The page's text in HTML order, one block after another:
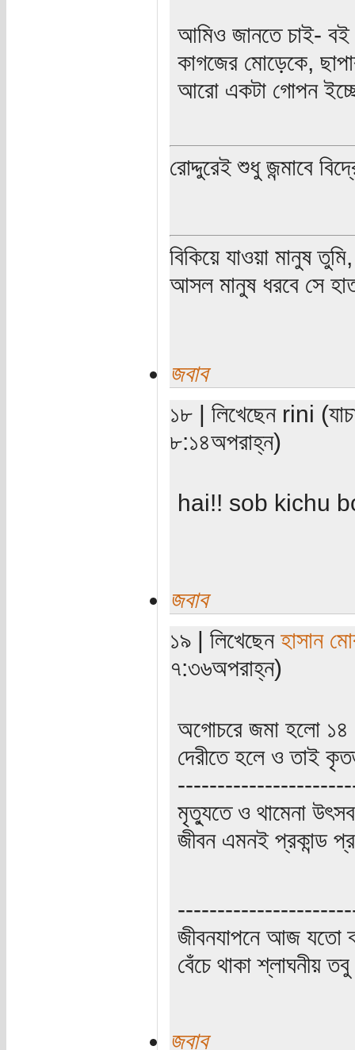
আমিও জানতে চাই- বই
কাগজের মোড়েকে,
আরো একটা গোপন
রোদ্দুরেই শুধু জন্মাবে
বিকিয়ে যাওয়া মানুষ
আসল মানুষ ধরবে সে
জবাব
১৮ | লিখেছেন rini
৮:১৪অপরাহ্ন)
hai!! sob kichu
জবাব
১৯ | লিখেছেন হাসান
৭:৩৬অপরাহ্ন)
অগোচরে জমা হলো ১৪
দেরীতে হলে ও তাই
মৃত্যুতে ও থামেনা উৎসব
জীবন এমনই প্রকান্ড
জীবনযাপনে আজ যতো
বেঁচে থাকা শ্লাঘনীয়
জবাব